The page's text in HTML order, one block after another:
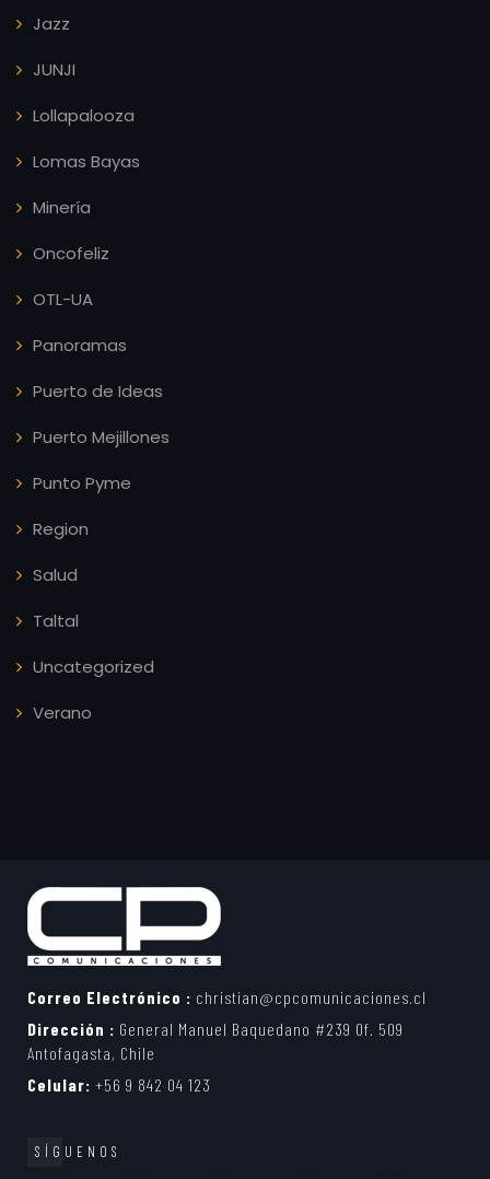
Jazz
JUNJI
Lollapalooza
Lomas Bayas
Minería
Oncofeliz
OTL-UA
Panoramas
Puerto de Ideas
Puerto Mejillones
Punto Pyme
Region
Salud
Taltal
Uncategorized
Verano
Correo Electrónico : christian@cpcomunicaciones.cl
Dirección : General Manuel Baquedano #239 Of. 509
Antofagasta, Chile
Celular: +56 9 842 04 123
SÍGUENOS